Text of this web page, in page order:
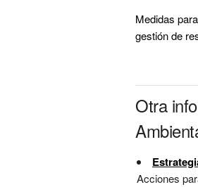
Medidas
gestión de
Otra
Acciones